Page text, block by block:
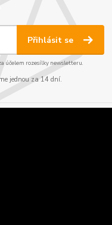
Přihlásit se
účelem rozesílky newsletteru.
jednou za 14 dní.